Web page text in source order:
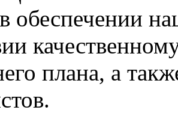
обеспечении
плана, а